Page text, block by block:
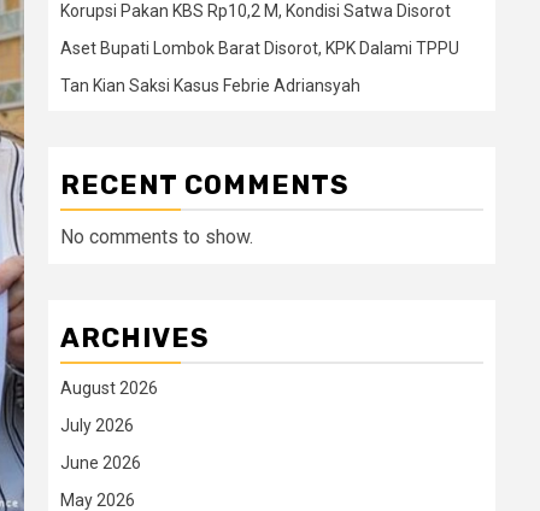
Korupsi Pakan KBS Rp10,2 M, Kondisi Satwa Disorot
Aset Bupati Lombok Barat Disorot, KPK Dalami TPPU
Tan Kian Saksi Kasus Febrie Adriansyah
RECENT COMMENTS
No comments to show.
ARCHIVES
August 2026
July 2026
June 2026
May 2026